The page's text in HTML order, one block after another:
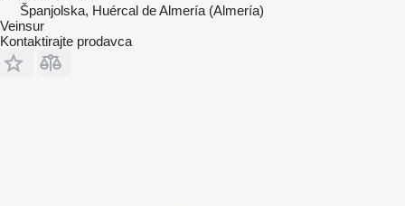
Španjolska, Huércal de Almería (Almería)
Veinsur
Kontaktirajte prodavca